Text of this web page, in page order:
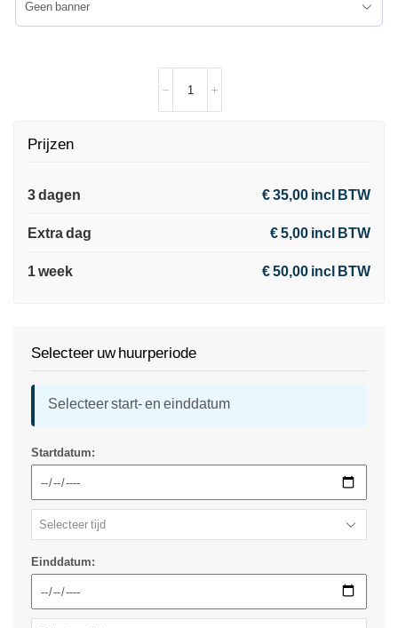
Prijzen
3 dagen € 35,00 incl BTW
Extra dag € 5,00 incl BTW
1 week € 50,00 incl BTW
Selecteer uw huurperiode
Selecteer start- en einddatum
Startdatum:
Einddatum: